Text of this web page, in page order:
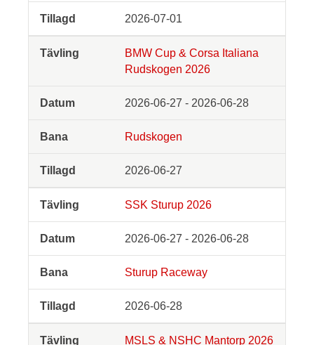
2026-07-01
BMW Cup & Corsa Italiana
Rudskogen 2026
2026-06-27 - 2026-06-28
Rudskogen
2026-06-27
SSK Sturup 2026
2026-06-27 - 2026-06-28
Sturup Raceway
2026-06-28
MSLS & NSHC Mantorp 2026